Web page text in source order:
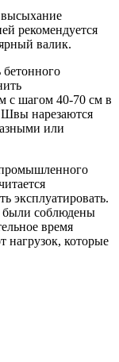
рекомендуется
валик.
с шагом 40-70 см в
Швы нарезаются
или
эксплуатировать.
были соблюдены
время
нагрузок, которые